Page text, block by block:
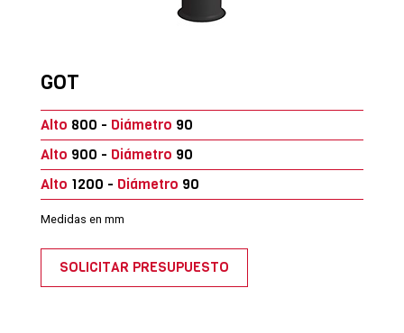
GOT
Alto 800 - Diámetro 90
Alto 900 - Diámetro 90
Alto 1200 - Diámetro 90
Medidas en mm
SOLICITAR PRESUPUESTO